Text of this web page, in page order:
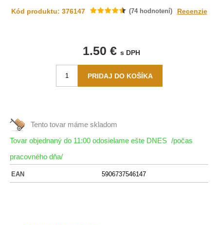
Kód produktu: 376147 (74hodnotení) Recenzie
1.50 € s DPH
Tento tovar máme skladom
Tovar objednaný do 11:00 odosielame ešte DNES /počas
pracovného dňa/
EAN 5906737546147